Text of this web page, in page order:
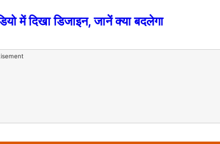
में दिखा डिजाइन, जानें क्या बदलेगा